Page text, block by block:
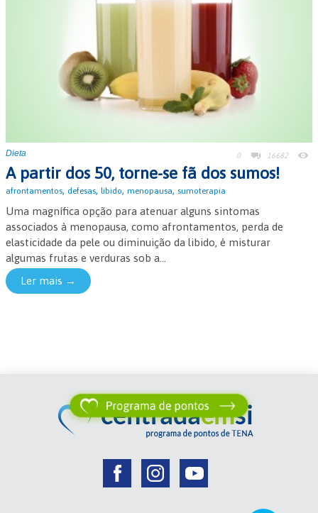
Dieta 0 16682
A partir dos 50, torne-se fã dos sumos!
afrontamentos, defesas, libido, menopausa, sumoterapia
Uma magnífica opção para atenuar alguns sintomas
associados à menopausa, como afrontamentos, perda de
elasticidade da pele ou diminuição da libido, é misturar
algumas frutas e verduras sob a...
Ler mais →